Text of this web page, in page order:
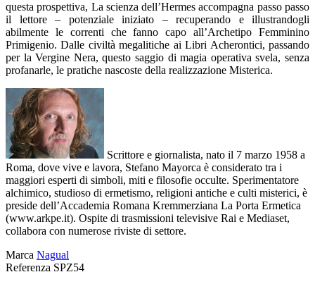
questa prospettiva, La scienza dell’Hermes accompagna passo passo
il lettore – potenziale iniziato – recuperando e illustrandogli
abilmente le correnti che fanno capo all’Archetipo Femminino
Primigenio. Dalle civiltà megalitiche ai Libri Acherontici, passando
per la Vergine Nera, questo saggio di magia operativa svela, senza
profanarle, le pratiche nascoste della realizzazione Misterica.
Scrittore e giornalista, nato il 7 marzo 1958 a
Roma, dove vive e lavora, Stefano Mayorca è considerato tra i
maggiori esperti di simboli, miti e filosofie occulte. Sperimentatore
alchimico, studioso di ermetismo, religioni antiche e culti misterici, è
preside dell’Accademia Romana Kremmerziana La Porta Ermetica
(www.arkpe.it). Ospite di trasmissioni televisive Rai e Mediaset,
collabora con numerose riviste di settore.
Marca Nagual
Referenza SPZ54